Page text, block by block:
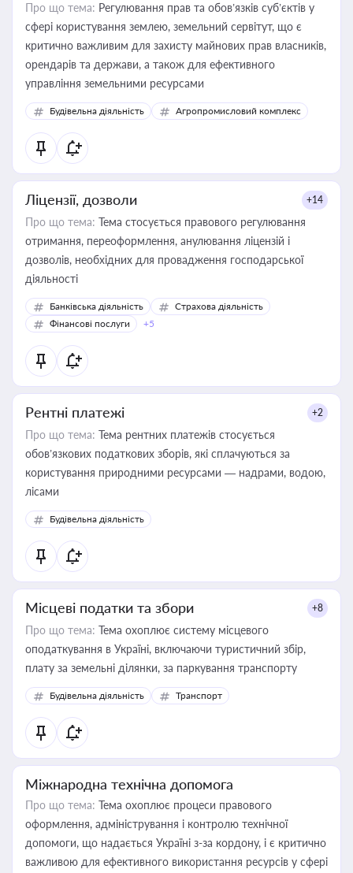
Про що тема: Регулювання прав та обов’язків суб’єктів у
сфері користування землею, земельний сервітут, що є
критично важливим для захисту майнових прав власників,
орендарів та держави, а також для ефективного
управління земельними ресурсами
Будівельна діяльність Агропромисловий комплекс
Ліцензії, дозволи +14
Про що тема: Тема стосується правового регулювання
отримання, переоформлення, анулювання ліцензій і
дозволів, необхідних для провадження господарської
діяльності
Банківська діяльність
Страхова діяльність
Фінансові послуги
+5
Рентні платежі +2
Про що тема: Тема рентних платежів стосується
обов’язкових податкових зборів, які сплачуються за
користування природними ресурсами — надрами, водою,
лісами
Будівельна діяльність
Місцеві податки та збори +8
Про що тема: Тема охоплює систему місцевого
оподаткування в Україні, включаючи туристичний збір,
плату за земельні ділянки, за паркування транспорту
Будівельна діяльність Транспорт
Міжнародна технічна допомога
Про що тема: Тема охоплює процеси правового
оформлення, адміністрування і контролю технічної
допомоги, що надається Україні з-за кордону, і є критично
важливою для ефективного використання ресурсів у сфері